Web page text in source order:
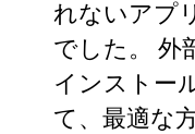
れないアプ
でした。 外
インストー
て、最適な